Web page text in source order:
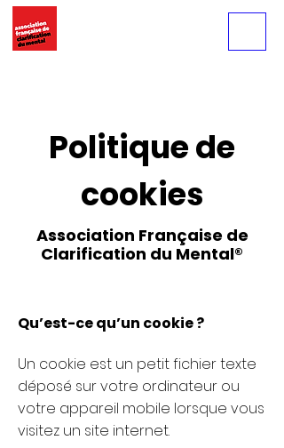
Politique de
cookies
Association Française de
Clarification du Mental®
Qu’est-ce qu’un cookie ?
Un cookie est un petit fichier texte
déposé sur votre ordinateur ou
votre appareil mobile lorsque vous
visitez un site internet.